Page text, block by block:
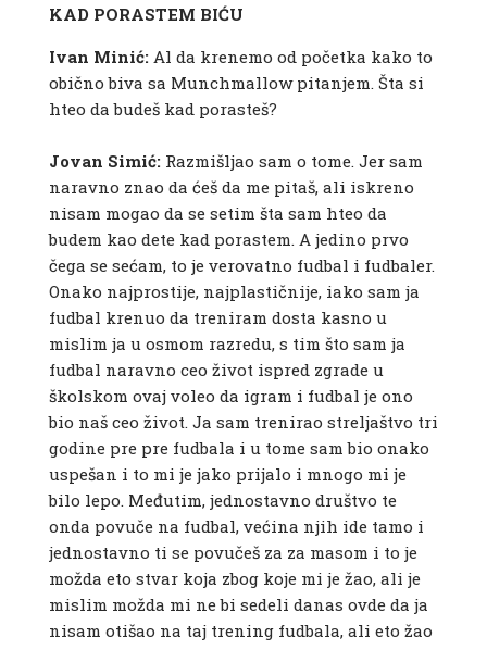
KAD PORASTEM BIĆU
Ivan Minić: Al da krenemo od početka kako to
obično biva sa Munchmallow pitanjem. Šta si
hteo da budeš kad porasteš?
Jovan Simić:Razmišljao sam o tome. Jer sam
naravno znao da ćeš da me pitaš, ali iskreno
nisam mogao da se setim šta sam hteo da
budem kao dete kad porastem. A jedino prvo
čega se sećam, to je verovatno fudbal i fudbaler.
Onako najprostije, najplastičnije, iako sam ja
fudbal krenuo da treniram dosta kasno u
mislim ja u osmom razredu, s tim što sam ja
fudbal naravno ceo život ispred zgrade u
školskom ovaj voleo da igram i fudbal je ono
bio naš ceo život. Ja sam trenirao streljaštvo tri
godine pre pre fudbala i u tome sam bio onako
uspešan i to mi je jako prijalo i mnogo mi je
bilo lepo. Međutim, jednostavno društvo te
onda povuče na fudbal, većina njih ide tamo i
jednostavno ti se povučeš za za masom i to je
možda eto stvar koja zbog koje mi je žao, ali je
mislim možda mi ne bi sedeli danas ovde da ja
nisam otišao na taj trening fudbala, ali eto žao